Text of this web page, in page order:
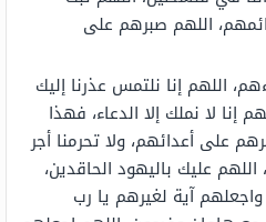
اللهم صبرهم على
اللهم إنا نلتمس عذرنا إليك
إنا لا نملك إلا الدعاء، فهذا
على أعدائهم، ولا تحرمنا أجر
عليك باليهود الحاقدين،
آية لغيرهم يا رب